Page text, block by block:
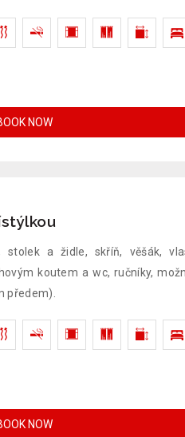
NOW
stolek a židle, skříň, věšák,
koutem a wc, ručníky,
předem).
NOW